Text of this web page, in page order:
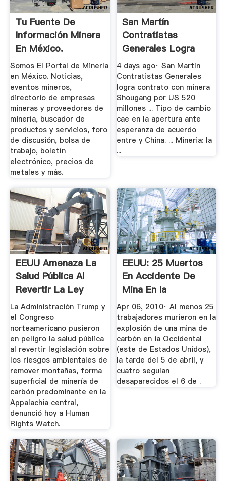
Tu Fuente De
Información Minera
En México.
Somos El Portal de Minería
en México. Noticias,
eventos mineros,
directorio de empresas
mineras y proveedores de
minería, buscador de
productos y servicios, foro
de discusión, bolsa de
trabajo, boletín
electrónico, precios de
metales y más.
San Martín
Contratistas
Generales Logra
Contrato Con ...
4 days ago· San Martín
Contratistas Generales
logra contrato con minera
Shougang por US 520
millones ... Tipo de cambio
cae en la apertura ante
esperanza de acuerdo
entre y China. ... Mineria: la
...
EEUU Amenaza La
Salud Pública Al
Revertir La Ley
Sobre La ...
La Administración Trump y
el Congreso
norteamericano pusieron
en peligro la salud pública
al revertir legislación sobre
los riesgos ambientales de
remover montañas, forma
superficial de minería de
carbón predominante en la
Appalachia central,
denunció hoy a Human
Rights Watch.
EEUU: 25 Muertos
En Accidente De
Mina En Ia
Occidental
Apr 06, 2010· Al menos 25
trabajadores murieron en la
explosión de una mina de
carbón en ia Occidental
(este de Estados Unidos),
la tarde del 5 de abril, y
cuatro seguían
desaparecidos el 6 de .